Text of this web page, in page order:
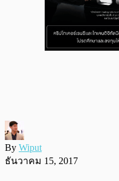
By Wiput
ธันวาคม 15, 2017